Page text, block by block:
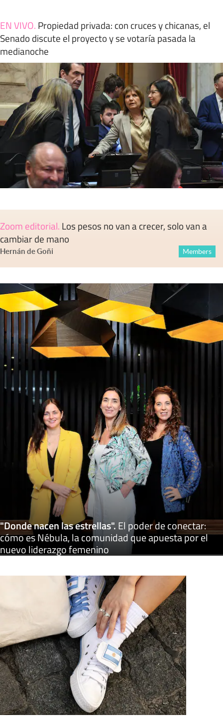
EN VIVO. Propiedad privada: con cruces y chicanas, el
Senado discute el proyecto y se votaría pasada la
medianoche
Zoom editorial. Los pesos no van a crecer, solo van a
cambiar de mano
Hernán de Goñi Members
"Donde nacen las estrellas".El poder de conectar:
cómo es Nébula, la comunidad que apuesta por el
nuevo liderazgo femenino